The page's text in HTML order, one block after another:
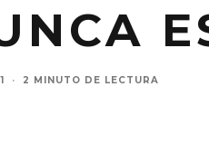
· 2 MINUTO DE LECTURA